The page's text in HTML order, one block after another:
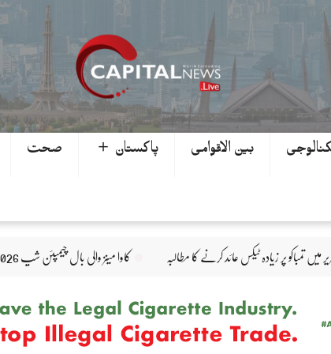
بین الاقوامی پاکستان ＋ صحت
کرنے کا مطالبہ کاوا مینز والی بال چیمپئن شپ 2026 کے آفیشل ٹائٹل پارٹنر زونگ کا پاکستان کی تاریخی فتح پر جشن